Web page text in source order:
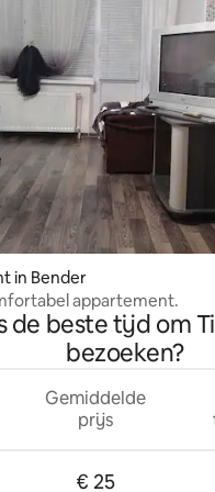
in Bender
appartement.
de beste tijd om
bezoeken?
Gemiddelde
prijs
€ 25